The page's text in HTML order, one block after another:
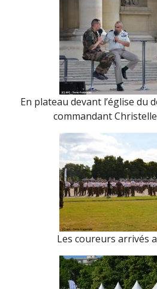
En plateau devant l’église du
commandant Christelle
Les coureurs arrivés